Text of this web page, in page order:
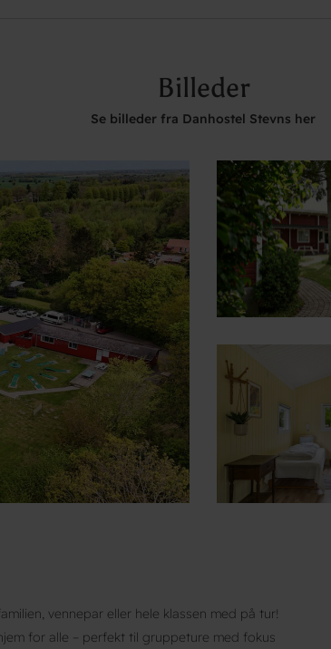
Billeder
Se billeder fra Danhostel Stevns her
vennepar eller hele klassen med på tur!
for alle – perfekt til gruppeture med fokus